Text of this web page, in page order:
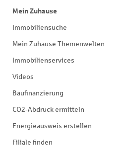
Mein Zuhause
Immobiliensuche
Mein Zuhause Themenwelten
Immobilienservices
Videos
Baufinanzierung
CO2-Abdruck ermitteln
Energieausweis erstellen
Filiale finden